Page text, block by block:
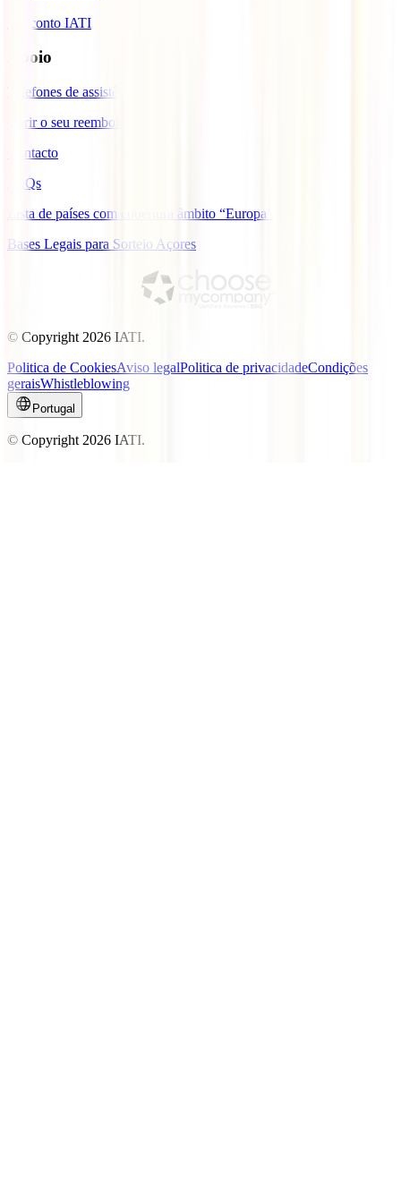
Desconto IATI
Apoio
Telefones de assistência
Gerir o seu reembolso
Contacto
FAQs
Lista de países com cobertura âmbito “Europa”
Bases Legais para Sorteio Açores
© Copyright 2026 IATI.
Politica de CookiesAviso legalPolitica de privacidadeCondições
geraisWhistleblowing
Portugal
© Copyright 2026 IATI.